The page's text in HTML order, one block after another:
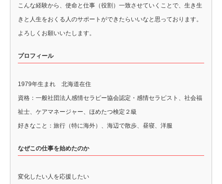
こんな経験から、使命と仕事（役割）一致させていくことで、生き生
きと人生をおくる人のサポートができたらいいなと思っております。
よろしくお願いいたします。
プロフィール
1979年生まれ 北海道在住
資格：一般社団法人感情セラピー協会認定・感情セラピスト、社会福
祉士、ケアマネージャー、ほめたつ検定２級
好きなこと：旅行（特に海外）、海辺で散歩、昼寝、洋服
なぜこの仕事を始めたのか
変化したい人を応援したい